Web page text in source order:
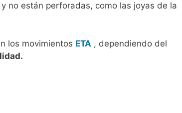
no están perforadas, como las joyas de la
los movimientos ETA , dependiendo del